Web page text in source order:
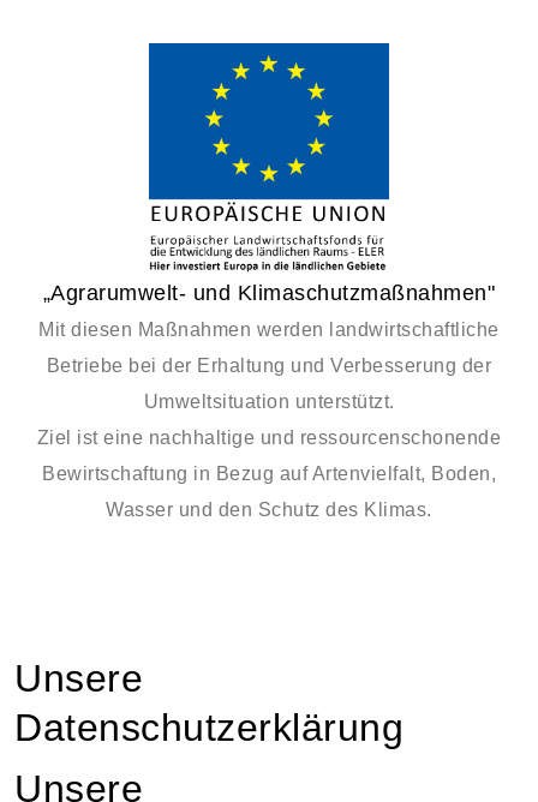
„Agrarumwelt- und Klimaschutzmaßnahmen"
Mit diesen Maßnahmen werden landwirtschaftliche
Betriebe bei der Erhaltung und Verbesserung der
Umweltsituation unterstützt.
Ziel ist eine nachhaltige und ressourcenschonende
Bewirtschaftung in Bezug auf Artenvielfalt, Boden,
Wasser und den Schutz des Klimas.
Unsere
Datenschutzerklärung
Unsere